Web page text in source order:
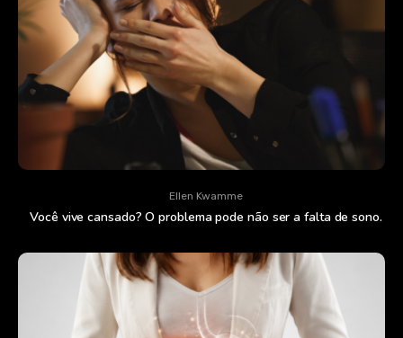
Ellen Kwamme
Você vive cansado? O problema pode não ser a falta de sono.